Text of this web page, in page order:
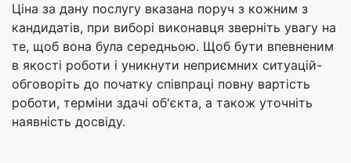
Ціна за дану послугу вказана поруч з кожним з
кандидатів, при виборі виконавця зверніть увагу на
те, щоб вона була середньою. Щоб бути впевненим
в якості роботи і уникнути неприємних ситуацій-
обговоріть до початку співпраці повну вартість
роботи, терміни здачі об'єкта, а також уточніть
наявність досвіду.